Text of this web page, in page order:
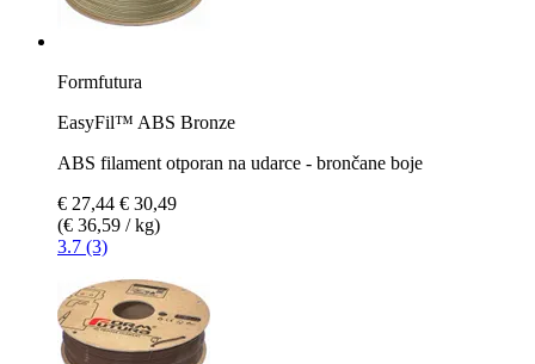
Formfutura
EasyFil™ ABS Bronze
ABS filament otporan na udarce - brončane boje
€ 27,44 € 30,49
(€ 36,59 / kg)
3.7 (3)